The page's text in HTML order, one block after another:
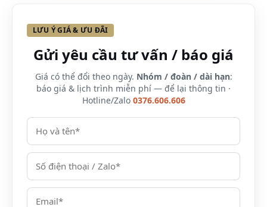
Cổng khu du lịch suối khoáng Kim Bôi
Với khởi nguồn cảm hứng từ phong cách đặc trưng
núi rừng Tây Bắc, hơn 90 phòng nghỉ và villa cao cấp
V Resortsẽ mang đến cho Quý khách một không
gian nghỉ dưỡng giao hòa với thiên nhiên nhưng vẫn
rất tiện nghi, thoải mái, thư giãn và ấm cúng. Tại V
Resort, quý khách cũng có thể trải nghiệm một cảm
giác mới lạ với những căn nhà sàn thoáng mát để tận
LƯU Ý GIÁ & ƯU ĐÃI
Gửi yêu cầu tư vấn / báo giá
Giá có thể đổi theo ngày. Nhóm / đoàn / dài hạn:
báo giá & lịch trình miễn phí — để lại thông tin ·
Hotline/Zalo 0376.606.606